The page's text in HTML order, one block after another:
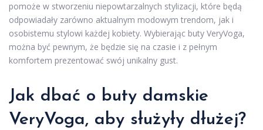
pomoże w stworzeniu niepowtarzalnych stylizacji, które będą
odpowiadały zarówno aktualnym modowym trendom, jak i
osobistemu stylowi każdej kobiety. Wybierając buty VeryVoga,
można być pewnym, że będzie się na czasie i z pełnym
komfortem prezentować swój unikalny gust.
Jak dbać o buty damskie
VeryVoga, aby służyły dłużej?